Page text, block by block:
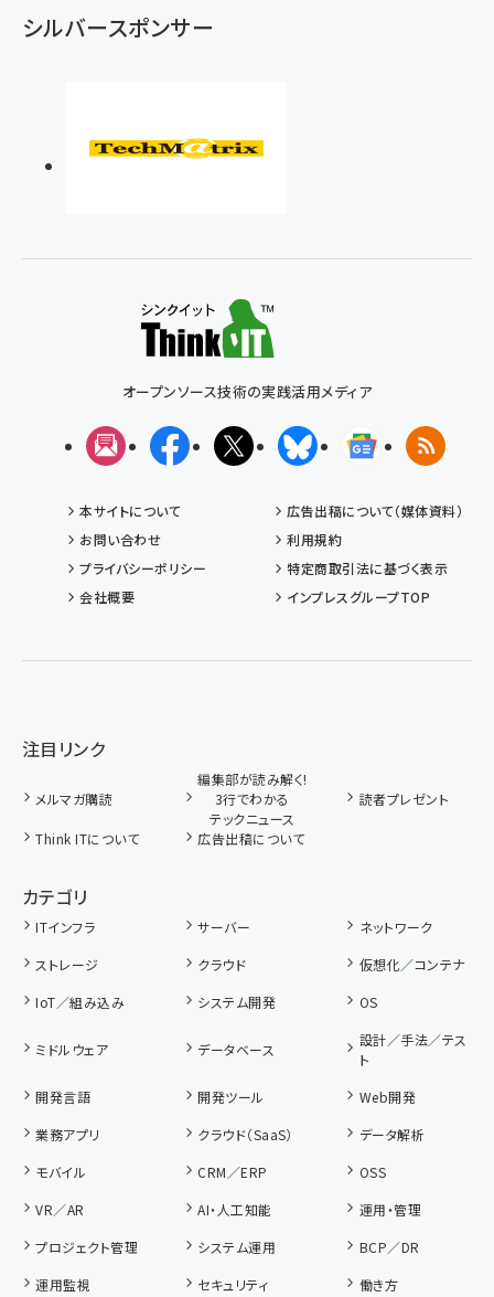
シルバースポンサー
オープンソース技術の実践活用メディア
メルマガFacebookX(エックス)BlueskyGoogleニュ
RSS
本サイトについて
広告出稿について（媒体資料）
お問い合わせ
利用規約
プライバシーポリシー
特定商取引法に基づく表示
会社概要
インプレスグループTOP
注目リンク
メルマガ購読
編集部が読み解く!
3行でわかる
テックニュース
読者プレゼント
Think ITについて 広告出稿について
カテゴリ
ITインフラ サーバー
ネットワーク
ストレージ
クラウド
仮想化／コンテナ
IoT／組み込み
システム開発 OS
ミドルウェア データベース
設計／手法／テス
ト
開発言語
開発ツール
Web開発
業務アプリ
クラウド（SaaS）
データ解析
モバイル
CRM／ERP
OSS
VR／AR
AI・人工知能
運用・管理
プロジェクト管理
システム運用
BCP／DR
運用監視
セキュリティ 働き方